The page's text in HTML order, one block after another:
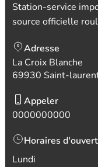
Station-service
source officielle
Adresse
La Croix Blanche
69930 Saint-
Appeler
0000000000
Horaires
Lundi